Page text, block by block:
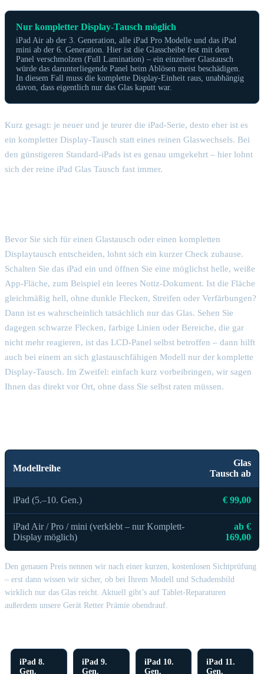
Nur kompletter Display-Tausch möglich
iPad Air ab der 3. Generation, alle iPad Pro Modelle und das iPad
mini ab der 6. Generation. Hier ist die Glasscheibe fest mit dem
Panel verschmolzen (Full Lamination) – ein einzelner Glastausch
würde das darunterliegende Panel beim Ablösen meist beschädigen.
In diesem Fall muss die komplette Display-Einheit raus, unabhängig
davon, dass eigentlich nur das Glas kaputt war.
Kurz gesagt: je neuer und je teurer die iPad-Serie, desto eher ist es
ein kompletter Display-Tausch statt eines reinen Glaswechsels. Bei
den günstigeren Standard-iPads ist es genau umgekehrt – hier lohnt
sich der reine iPad Glas Tausch fast immer.
Bevor Sie sich für einen Glastausch oder einen kompletten
Displaytausch entscheiden, lohnt sich ein kurzer Check zuhause.
Schalten Sie das iPad ein und öffnen Sie eine möglichst helle, weiße
App-Fläche, zum Beispiel ein leeres Notiz-Dokument. Ist die Fläche
gleichmäßig hell, ohne dunkle Flecken, Streifen oder Verfärbungen?
Dann ist es wahrscheinlich tatsächlich nur das Glas. Sehen Sie
dagegen schwarze Flecken, farbige Linien oder Bereiche, die gar
nicht mehr reagieren, ist das LCD-Panel selbst betroffen – dann hilft
auch bei einem an sich glastauschfähigen Modell nur der komplette
Display-Tausch. Im Zweifel: einfach kurz vorbeibringen, wir sagen
Ihnen das direkt vor Ort, ohne dass Sie selbst raten müssen.
Modellreihe
Glas
Tausch ab
iPad (5.–10. Gen.) € 99,00
iPad Air / Pro / mini (verklebt – nur Komplett-
Display möglich)
ab €
169,00
Den genauen Preis nennen wir nach einer kurzen, kostenlosen Sichtprüfung
– erst dann wissen wir sicher, ob bei Ihrem Modell und Schadensbild
wirklich nur das Glas reicht. Aktuell gibt’s auf Tablet-Reparaturen
außerdem unsere Gerät Retter Prämie obendrauf.
iPad 8.
Gen.
iPad 9.
Gen.
iPad 10.
Gen.
iPad 11.
Gen.